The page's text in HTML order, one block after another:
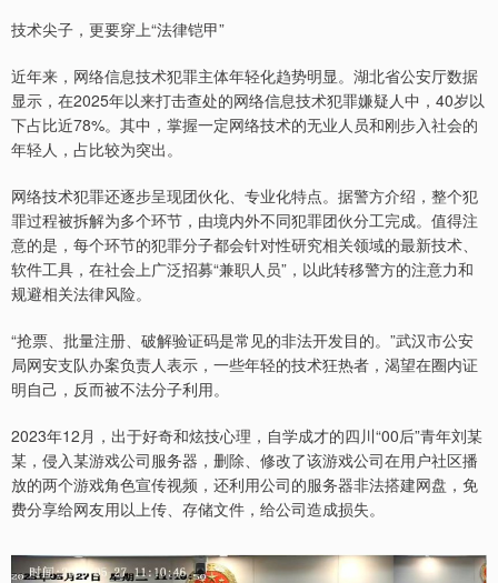
技术尖子，更要穿上“法律铠甲”
近年来，网络信息技术犯罪主体年轻化趋势明显。湖北省公安厅数据
显示，在2025年以来打击查处的网络信息技术犯罪嫌疑人中，40岁以
下占比近78%。其中，掌握一定网络技术的无业人员和刚步入社会的
年轻人，占比较为突出。
网络技术犯罪还逐步呈现团伙化、专业化特点。据警方介绍，整个犯
罪过程被拆解为多个环节，由境内外不同犯罪团伙分工完成。值得注
意的是，每个环节的犯罪分子都会针对性研究相关领域的最新技术、
软件工具，在社会上广泛招募“兼职人员”，以此转移警方的注意力和
规避相关法律风险。
“抢票、批量注册、破解验证码是常见的非法开发目的。”武汉市公安
局网安支队办案负责人表示，一些年轻的技术狂热者，渴望在圈内证
明自己，反而被不法分子利用。
2023年12月，出于好奇和炫技心理，自学成才的四川“00后”青年刘某
某，侵入某游戏公司服务器，删除、修改了该游戏公司在用户社区播
放的两个游戏角色宣传视频，还利用公司的服务器非法搭建网盘，免
费分享给网友用以上传、存储文件，给公司造成损失。